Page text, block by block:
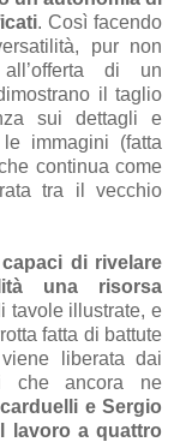
. Così facendo
pur non
di un
il taglio
sui dettagli e
immagini (fatta
continua come
tra il vecchio
di rivelare
una risorsa
tavole illustrate, e
fatta di battute
liberata dai
che ancora ne
e Sergio
lavoro a quattro